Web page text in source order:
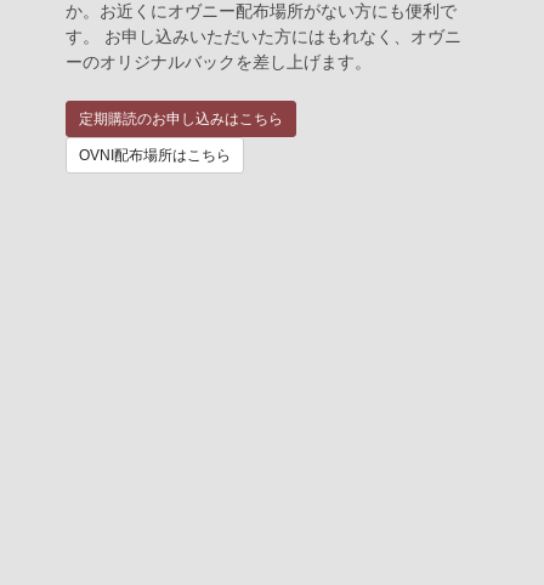
か。お近くにオヴニー配布場所がない方にも便利で
す。 お申し込みいただいた方にはもれなく、オヴニ
ーのオリジナルバックを差し上げます。
定期購読のお申し込みはこちら
OVNI配布場所はこちら